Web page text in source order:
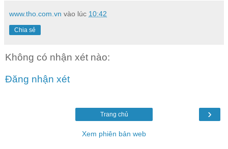
www.tho.com.vn vào lúc 10:42
Chia sẻ
Không có nhận xét nào:
Đăng nhận xét
›
Trang chủ
Xem phiên bản web